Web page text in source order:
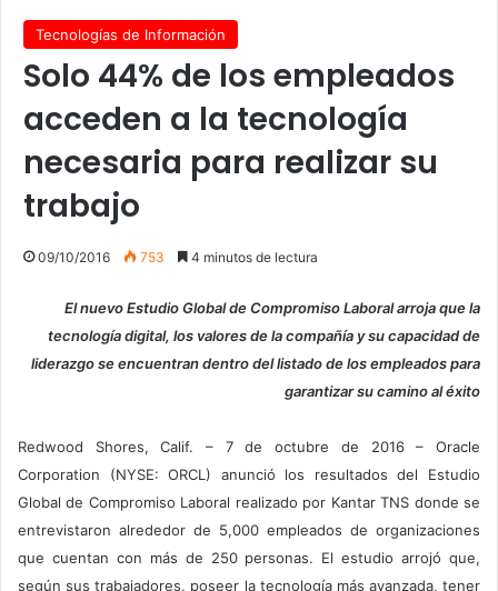
Tecnologías de Información
Solo 44% de los empleados
acceden a la tecnología
necesaria para realizar su
trabajo
09/10/2016 753 4 minutos de lectura
El nuevo Estudio Global de Compromiso Laboral arroja que la
tecnología digital, los valores de la compañía y su capacidad de
liderazgo se encuentran dentro del listado de los empleados para
garantizar su camino al éxito
Redwood Shores, Calif. – 7 de octubre de 2016 – Oracle
Corporation (NYSE: ORCL) anunció los resultados del Estudio
Global de Compromiso Laboral realizado por Kantar TNS donde se
entrevistaron alrededor de 5,000 empleados de organizaciones
que cuentan con más de 250 personas. El estudio arrojó que,
según sus trabajadores, poseer la tecnología más avanzada, tener